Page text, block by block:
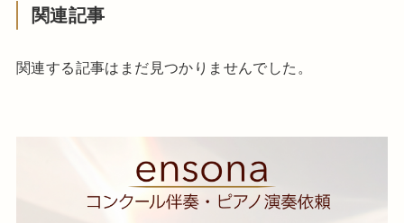
関連記事
関連する記事はまだ見つかりませんでした。